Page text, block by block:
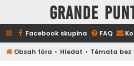
GRANDE
Facebook skupina FAQ
Obsah fóra Hledat Témata bez